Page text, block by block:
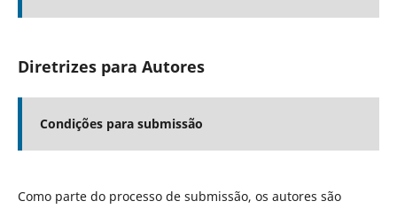
Diretrizes para Autores
Condições para submissão
Como parte do processo de submissão, os autores são